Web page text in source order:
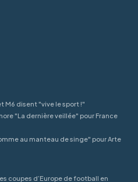
M6 disent "vive le sport !"
"La dernière veillée" pour France
au manteau de singe" pour Arte
coupes d’Europe de football en